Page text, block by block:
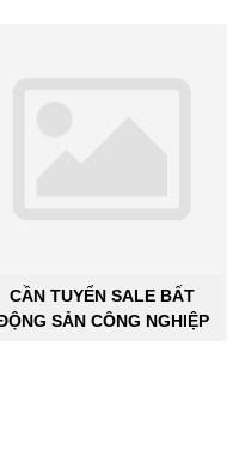
CẦN TUYỂN SALE BẤT
SẢN CÔNG NGHIỆP